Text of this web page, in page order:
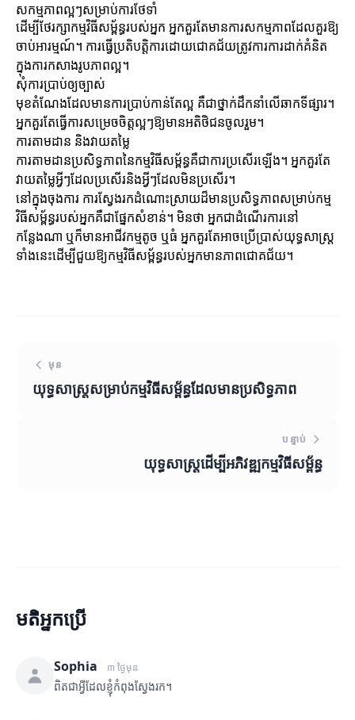
សកម្មភាពល្អៗសម្រាប់ការថែទាំ
ដើម្បីថែរក្សាកម្មវិធីសម្ព័ន្ធរបស់អ្នក អ្នកគួរតែមានការសកម្មភាពដែលគួរឱ្យ
ចាប់អារម្មណ៍។ ការធ្វើប្រតិបត្តិការដោយជោគជ័យត្រូវការការដាក់គំនិត
ក្នុងការកសាងរូបភាពល្អ។
សុំការប្រាប់ឲ្យច្បាស់
មុខតំណែងដែលមានការប្រាប់កាន់តែល្អ គឺជាថ្នាក់ដឹកនាំលើឆាកទីផ្សារ។
អ្នកគួរតែធ្វើការសម្រេចចិត្តល្អៗឱ្យមានអតិថិជនចូលរួម។
ការតាមដាន និងវាយតម្លៃ
ការតាមដានប្រសិទ្ធភាពនៃកម្មវិធីសម្ព័ន្ធគឺជាការប្រសើរឡើង។ អ្នកគួរតែ
វាយតម្លៃអ្វីៗដែលប្រសើរនិងអ្វីៗដែលមិនប្រសើរ។
នៅក្នុងចុងការ ការស្វែងរកដំណោះស្រាយដ៏មានប្រសិទ្ធភាពសម្រាប់កម្ម
វិធីសម្ព័ន្ធរបស់អ្នកគឺជាផ្នែកសំខាន់។ មិនថា អ្នកជា​ដំណើរការនៅ
កន្លែងណា ឬក៏មានអាជីវកម្មតូច ឬធំ អ្នកគួរតែអាចប្រើប្រាស់យុទ្ធសាស្ត្រ
ទាំងនេះដើម្បីជួយឱ្យកម្មវិធីសម្ព័ន្ធរបស់អ្នកមានភាពជោគជ័យ។
មុន
យុទ្ធសាស្ត្រសម្រាប់កម្មវិធីសម្ព័ន្ធដែលមានប្រសិទ្ធភាព
បន្ទាប់
យុទ្ធសាស្ត្រដើម្បីអភិវឌ្ឍកម្មវិធីសម្ព័ន្ធ
មតិអ្នកប្រើ
Sophia ៣ ថ្ងៃមុន
ពិតជាអ្វីដែលខ្ញុំកំពុងស្វែងរក។